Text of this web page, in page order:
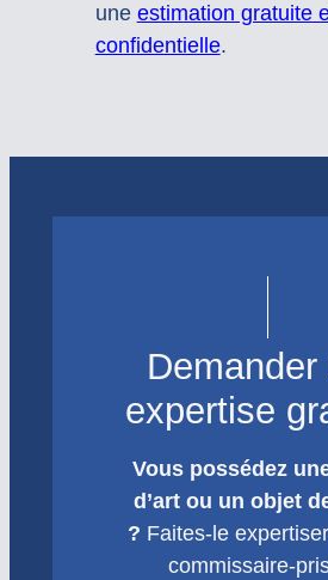
une estimation gratuite
confidentielle.
Demander
expertise
Vous possédez
d’art ou un objet
? Faites-le
commissaire-